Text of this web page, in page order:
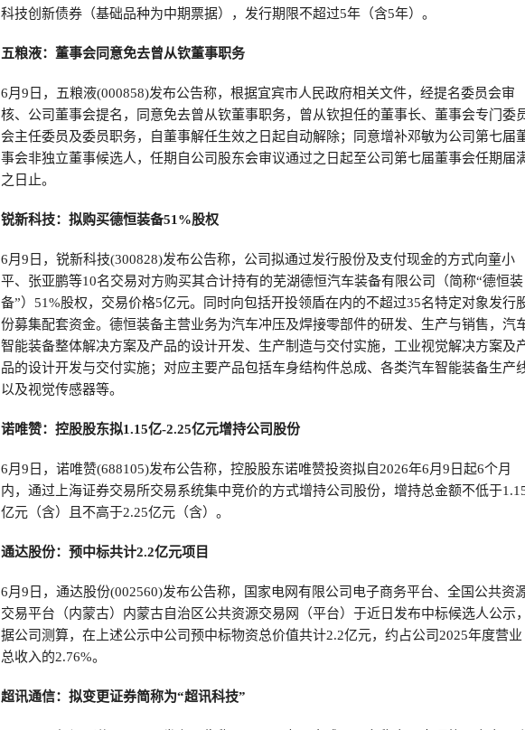
科技创新债券（基础品种为中期票据），发行期限不超过5年（含5年）。
五粮液：董事会同意免去曾从钦董事职务
6月9日，五粮液(000858)发布公告称，根据宜宾市人民政府相关文件，经提名委员会审
核、公司董事会提名，同意免去曾从钦董事职务，曾从钦担任的董事长、董事会专门委
会主任委员及委员职务，自董事解任生效之日起自动解除；同意增补邓敏为公司第七届
事会非独立董事候选人，任期自公司股东会审议通过之日起至公司第七届董事会任期届
之日止。
锐新科技：拟购买德恒装备51%股权
6月9日，锐新科技(300828)发布公告称，公司拟通过发行股份及支付现金的方式向童小
平、张亚鹏等10名交易对方购买其合计持有的芜湖德恒汽车装备有限公司（简称“德恒装
备”）51%股权，交易价格5亿元。同时向包括开投领盾在内的不超过35名特定对象发行
份募集配套资金。德恒装备主营业务为汽车冲压及焊接零部件的研发、生产与销售，汽
智能装备整体解决方案及产品的设计开发、生产制造与交付实施，工业视觉解决方案及
品的设计开发与交付实施；对应主要产品包括车身结构件总成、各类汽车智能装备生产
以及视觉传感器等。
诺唯赞：控股股东拟1.15亿-2.25亿元增持公司股份
6月9日，诺唯赞(688105)发布公告称，控股股东诺唯赞投资拟自2026年6月9日起6个月
内，通过上海证券交易所交易系统集中竞价的方式增持公司股份，增持总金额不低于
亿元（含）且不高于2.25亿元（含）。
通达股份：预中标共计2.2亿元项目
6月9日，通达股份(002560)发布公告称，国家电网有限公司电子商务平台、全国公共资
交易平台（内蒙古）内蒙古自治区公共资源交易网（平台）于近日发布中标候选人公示，
据公司测算，在上述公示中公司预中标物资总价值共计2.2亿元，约占公司2025年度营业
总收入的2.76%。
超讯通信：拟变更证券简称为“超讯科技”